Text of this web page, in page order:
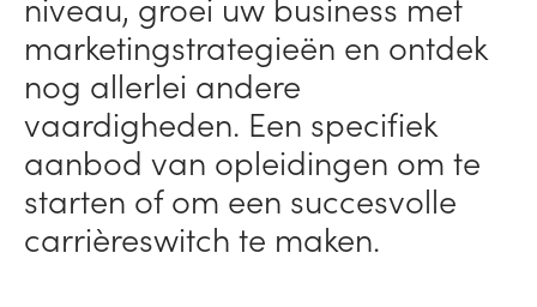
marketingstrategieën en ontdek
nog allerlei andere
vaardigheden. Een specifiek
aanbod van opleidingen om te
starten of om een succesvolle
carrièreswitch te maken.